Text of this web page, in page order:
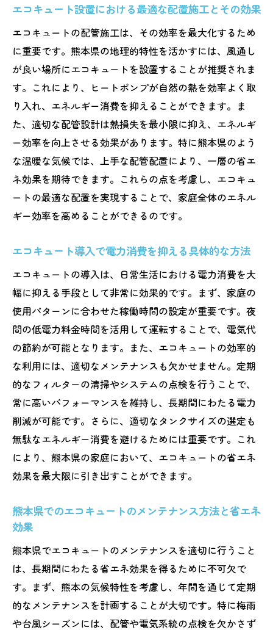
げる
熊本の気候に最適エコキュートでエネルギー効
率を向上
熊本の気候に適したエコキュートの選択基
準
エコキュートのエネルギー効率を高めるた
めの地域対応策
気候に応じたエコキュートの利用法とその
利点
熊本の四季に合わせたエコキュートの運用
方法
ト活用法
エコキュートで熊本の気候を最大限に活か
す方法
エコキュート導入で熊本県の再生可能エネルギ
ーを活用
再生可能エネルギーとエコキュートの相乗
効果
熊本県のエコキュート導入で再生可能エネ
ルギーを促進
エコキュートと再生可能エネルギーの組み
合わせが生む利点
地域資源を活用したエコキュートの導入事
例
エコキュートで再生可能エネルギーを効果
熊本県のエネルギー戦略におけるエコキュ
ートの役割
地域の自然を守る熊本県のエコキュート配管戦
略
自然保護と共生するエコキュート配管の設
エコキュート設置における最適な配置施工とその効果
エコキュートの配管施工は、その効率を最大化するため
に重要です。熊本県の地理的特性を活かすには、風通し
が良い場所にエコキュートを設置することが推奨されま
す。これにより、ヒートポンプが自然の熱を効率よく取
り入れ、エネルギー消費を抑えることができます。ま
た、適切な配管設計は熱損失を最小限に抑え、エネルギ
ー効率を向上させる効果があります。特に熊本県のよう
な温暖な気候では、上手な配管配置により、一層の省エ
ネ効果を期待できます。これらの点を考慮し、エコキュ
ートの最適な配置を実現することで、家庭全体のエネル
ギー効率を高めることができるのです。
エコキュート導入で電力消費を抑える具体的な方法
エコキュートの導入は、日常生活における電力消費を大
幅に抑える手段として非常に効果的です。まず、家庭の
使用パターンに合わせた稼働時間の設定が重要です。夜
間の低電力料金時間を活用して運転することで、電気代
の節約が可能となります。また、エコキュートの効率的
な利用には、適切なメンテナンスも欠かせません。定期
的なフィルターの清掃やシステムの点検を行うことで、
常に高いパフォーマンスを維持し、長期間にわたる電力
削減が可能です。さらに、適切なタンクサイズの選定も
無駄なエネルギー消費を避けるためには重要です。これ
により、熊本県の家庭において、エコキュートの省エネ
効果を最大限に引き出すことができます。
熊本県でのエコキュートのメンテナンス方法と省エネ
効果
熊本県でエコキュートのメンテナンスを適切に行うこと
は、長期間にわたる省エネ効果を得るために不可欠で
す。まず、熊本の気候特性を考慮し、年間を通じて定期
的なメンテナンスを計画することが大切です。特に梅雨
や台風シーズンには、配管や電気系統の点検を欠かさず